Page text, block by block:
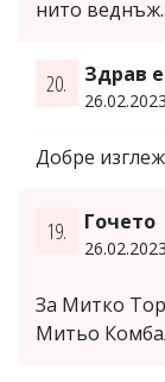
нито
20. Здрав
Добре
19. Гочето
За Митко
Митьо